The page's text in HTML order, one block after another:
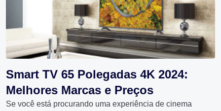
Smart TV 65 Polegadas 4K 2024:
Melhores Marcas e Preços
Se você está procurando uma experiência de cinema